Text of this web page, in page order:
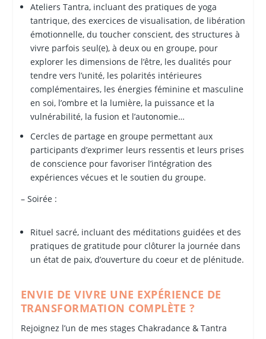
Ateliers Tantra, incluant des pratiques de yoga
tantrique, des exercices de visualisation, de libération
émotionnelle, du toucher conscient, des structures à
vivre parfois seul(e), à deux ou en groupe, pour
explorer les dimensions de l’être, les dualités pour
tendre vers l’unité, les polarités intérieures
complémentaires, les énergies féminine et masculine
en soi, l’ombre et la lumière, la puissance et la
vulnérabilité, la fusion et l’autonomie…
Cercles de partage en groupe permettant aux
participants d’exprimer leurs ressentis et leurs prises
de conscience pour favoriser l’intégration des
expériences vécues et le soutien du groupe.
– Soirée :
Rituel sacré, incluant des méditations guidées et des
pratiques de gratitude pour clôturer la journée dans
un état de paix, d’ouverture du coeur et de plénitude.
ENVIE DE VIVRE UNE EXPÉRIENCE DE
TRANSFORMATION COMPLÈTE ?
Rejoignez l’un de mes stages Chakradance & Tantra